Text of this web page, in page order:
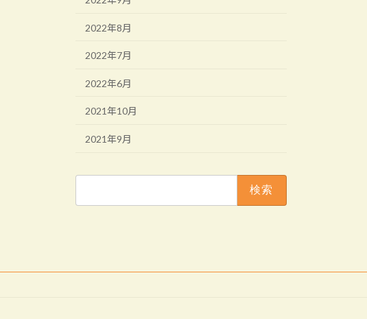
2022年8月
2022年7月
2022年6月
2021年10月
2021年9月